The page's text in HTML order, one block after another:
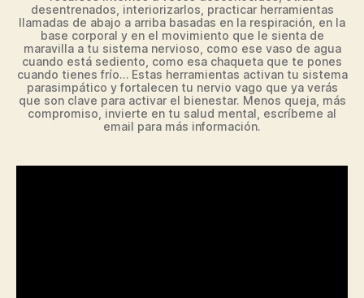
desentrenados, interiorizarlos, practicar herramientas
llamadas de abajo a arriba basadas en la respiración, en la
base corporal y en el movimiento que le sienta de
maravilla a tu sistema nervioso, como ese vaso de agua
cuando está sediento, como esa chaqueta que te pones
cuando tienes frío… Estas herramientas activan tu sistema
parasimpático y fortalecen tu nervio vago que ya verás
que son clave para activar el bienestar. Menos queja, más
compromiso, invierte en tu salud mental, escríbeme al
email para más información.